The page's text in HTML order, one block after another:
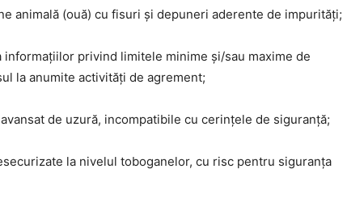
animală (ouă) cu fisuri și depuneri aderente de impurități;
informațiilor privind limitele minime și/sau maxime de
la anumite activități de agrement;
de uzură, incompatibile cu cerințele de siguranță;
la nivelul toboganelor, cu risc pentru siguranța